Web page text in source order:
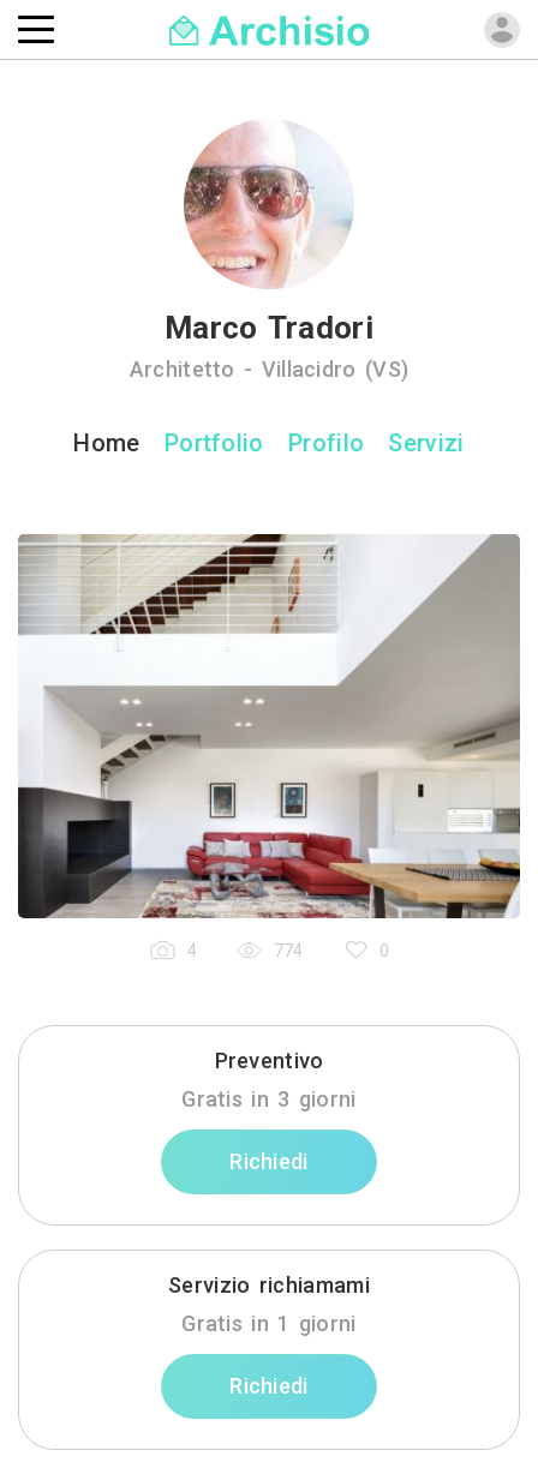
Marco Tradori
Architetto - Villacidro (VS)
Home Portfolio Profilo Servizi
4 774 0
Preventivo
Gratis in 3 giorni
Richiedi
Servizio richiamami
Gratis in 1 giorni
Richiedi